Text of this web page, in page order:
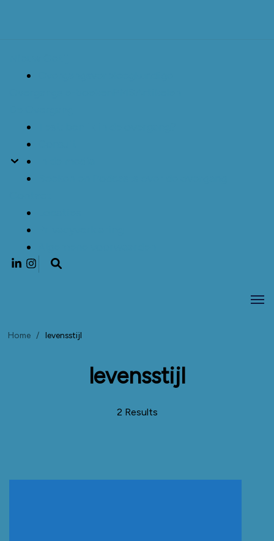
Home / levensstijl
levensstijl
2 Results